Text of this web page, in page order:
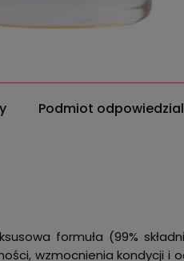
Podmiot
formuła (99%
wzmocnienia kondycji i